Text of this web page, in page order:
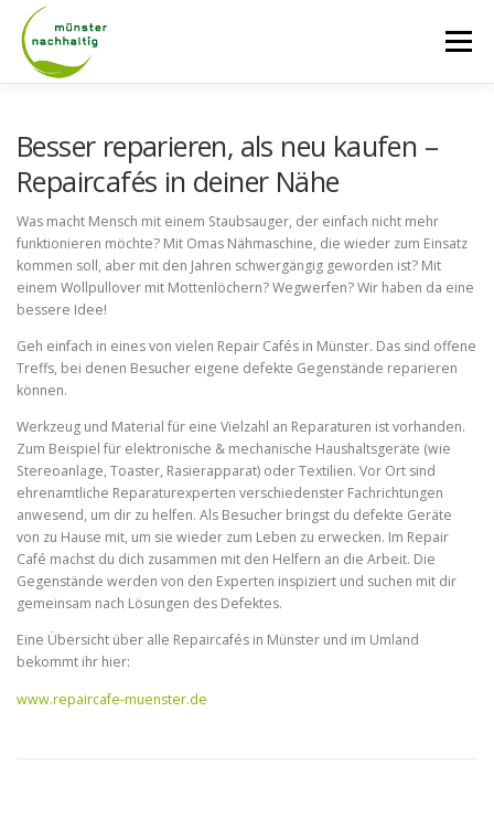
Inhalt
springen
Menü
LASTENRADVERLEIH KONTAKT
Besser reparieren, als neu kaufen –
Repaircafés in deiner Nähe
Was macht Mensch mit einem Staubsauger, der einfach nicht mehr
funktionieren möchte? Mit Omas Nähmaschine, die wieder zum Einsatz
kommen soll, aber mit den Jahren schwergängig geworden ist? Mit
einem Wollpullover mit Mottenlöchern? Wegwerfen? Wir haben da eine
bessere Idee!
Geh einfach in eines von vielen Repair Cafés in Münster. Das sind offene
Treffs, bei denen Besucher eigene defekte Gegenstände reparieren
können.
Werkzeug und Material für eine Vielzahl an Reparaturen ist vorhanden.
Zum Beispiel für elektronische & mechanische Haushaltsgeräte (wie
Stereoanlage, Toaster, Rasierapparat) oder Textilien. Vor Ort sind
ehrenamtliche Reparaturexperten verschiedenster Fachrichtungen
anwesend, um dir zu helfen. Als Besucher bringst du defekte Geräte
von zu Hause mit, um sie wieder zum Leben zu erwecken. Im Repair
Café machst du dich zusammen mit den Helfern an die Arbeit. Die
Gegenstände werden von den Experten inspiziert und suchen mit dir
gemeinsam nach Lösungen des Defektes.
Eine Übersicht über alle Repaircafés in Münster und im Umland
bekommt ihr hier:
www.repaircafe-muenster.de